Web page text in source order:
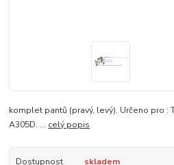
komplet pantů (pravý, levý). Určeno pro :
A305D. ... celý popis
Dostupnost skladem